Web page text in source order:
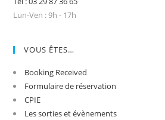
Lun-Ven : 9h - 17h
VOUS ÊTES…
Booking Received
Formulaire de réservation
CPIE
Les sorties et évènements